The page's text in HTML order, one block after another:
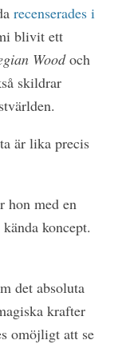
recenserades i
blivit ett
Woodoch
skildrar
är lika precis
hon med en
koncept.
det absoluta
krafter
omöjligt att se